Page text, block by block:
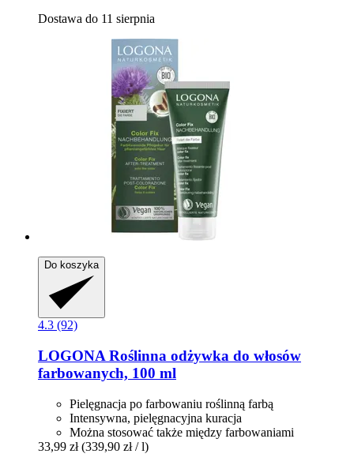
Dostawa do 11 sierpnia
Do koszyka
4.3 (92)
LOGONA Roślinna odżywka do włosów
farbowanych, 100 ml
Pielęgnacja po farbowaniu roślinną farbą
Intensywna, pielęgnacyjna kuracja
Można stosować także między farbowaniami
33,99 zł (339,90 zł / l)